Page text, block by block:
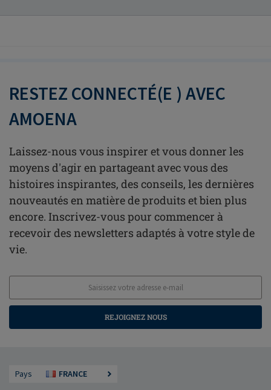
RESTEZ CONNECTÉ(E ) AVEC
AMOENA
Laissez-nous vous inspirer et vous donner les
moyens d'agir en partageant avec vous des
histoires inspirantes, des conseils, les dernières
nouveautés en matière de produits et bien plus
encore. Inscrivez-vous pour commencer à
recevoir des newsletters adaptés à votre style de
vie.
REJOIGNEZ NOUS
Pays FRANCE